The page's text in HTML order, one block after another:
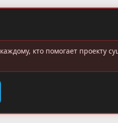
кто помогает проекту